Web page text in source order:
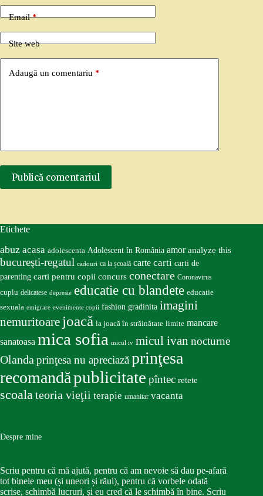
Email*
Site web
Adaugă un comentariu *
Publică comentariul
Etichete
abuz acasa adolescenta Adolescent în România amor analyze this
bucureşti-regatul cadouri ca la școală carte carti carti de
parenting carti pentru copii concurs conectare Coronavirus
cuplu delicatese depresie educatie cu blandete educatie
sexuala emigrare evenimente copii fashion gradinita imagini
nemuritoare joacă la joacă în străinătate limite mancare
sanatoasa mica sofia micul iv micul ivan nocturne
Olandaprinţesa nu apreciazăprinţesa
recomandăpublicitate pîntec retete
scoalateoria vieţii terapie umanitar vacanta
Despre mine
Scriu pentru că mă ajută, pentru că am nevoie să dau pe-afară
tot binele meu (și uneori și răul), pentru că vorbele odată
scrise, schimbă lucruri, și eu cred că le schimbă în bine. Scriu